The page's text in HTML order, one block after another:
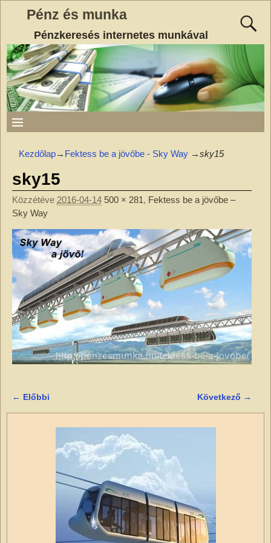
Pénz és munka
Pénzkeresés internetes munkával
Kezdőlap→ Fektess be a jövőbe - Sky Way →sky15
sky15
Közzétéve 2016-04-14 500 × 281, Fektess be a jövőbe –
Sky Way
← Előbbi Következő →